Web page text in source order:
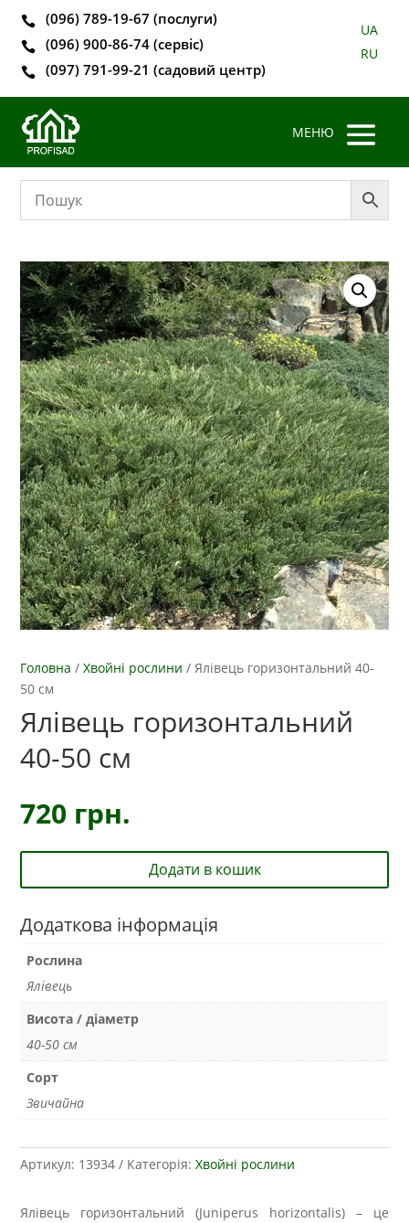
 (096) 789-19-67 (послуги)
 (096) 900-86-74 (сервіс)
 (097) 791-99-21 (садовий центр)
UA
RU
Головна /Хвойні рослини /Ялівець горизонтальний 40-
50 см
Ялівець горизонтальний
40-50 см
720 грн.
Додати в кошик
Додаткова інформація
Рослина
Ялівець
Висота / діаметр
40-50 см
Сорт
Звичайна
Артикул: 13934 Категорія: Хвойні рослини
Ялівець горизонтальний (Juniperus horizontalis) – це